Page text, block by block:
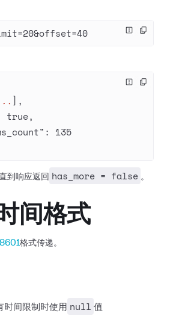
],
true,
: 135
到响应返回 has_more = false 。
间格式
格式传递。
时间限制时使用 null 值